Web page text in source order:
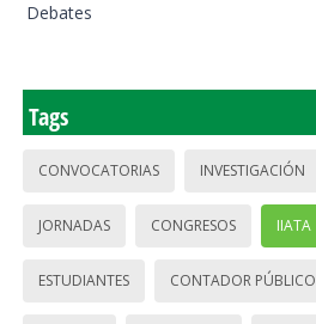
Debates
Tags
CONVOCATORIAS INVESTIGACIÓN
JORNADAS CONGRESOS IIATA
ESTUDIANTES CONTADOR PÚBLICO